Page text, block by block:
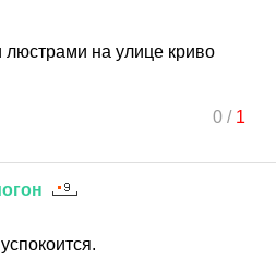
на улице криво
0/ 1